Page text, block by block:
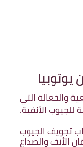
يوتوبيا
والفعالة التي
للجيوب الأنفية.
تجويف الجيوب
الأنف والصداع